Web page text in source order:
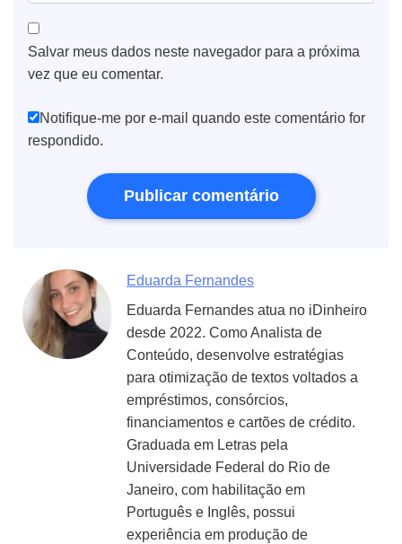
Salvar meus dados neste navegador para a próxima
vez que eu comentar.
Notifique-me por e-mail quando este comentário for
respondido.
Eduarda Fernandes
Eduarda Fernandes atua no iDinheiro
desde 2022. Como Analista de
Conteúdo, desenvolve estratégias
para otimização de textos voltados a
empréstimos, consórcios,
financiamentos e cartões de crédito.
Graduada em Letras pela
Universidade Federal do Rio de
Janeiro, com habilitação em
Português e Inglês, possui
experiência em produção de